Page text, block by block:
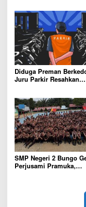
Mutu Pendidikan
Diduga Preman
Juru Parkir Resahkan
Diminta Segera
SMP Negeri 2 Bungo
Perjusami Pramuka,
bertanggung jawab